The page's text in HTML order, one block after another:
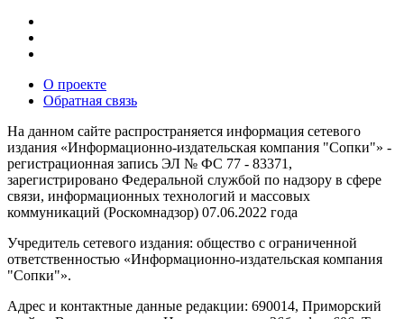
О проекте
Обратная связь
На данном сайте распространяется информация сетевого
издания «Информационно-издательская компания "Сопки"» -
регистрационная запись ЭЛ № ФС 77 - 83371,
зарегистрировано Федеральной службой по надзору в сфере
связи, информационных технологий и массовых
коммуникаций (Роскомнадзор) 07.06.2022 года
Учредитель сетевого издания: общество с ограниченной
ответственностью «Информационно-издательская компания
"Сопки"».
Адрес и контактные данные редакции: 690014, Приморский